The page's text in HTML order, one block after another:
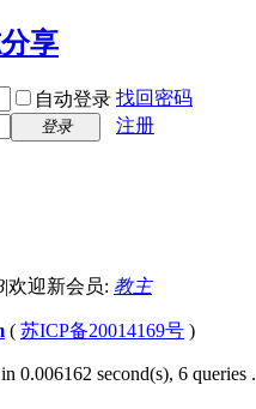
自动登录 找回密码
登录
注册
|欢迎新会员: 教主
( 苏ICP备20014169号 )
0.006162 second(s), 6 queries .